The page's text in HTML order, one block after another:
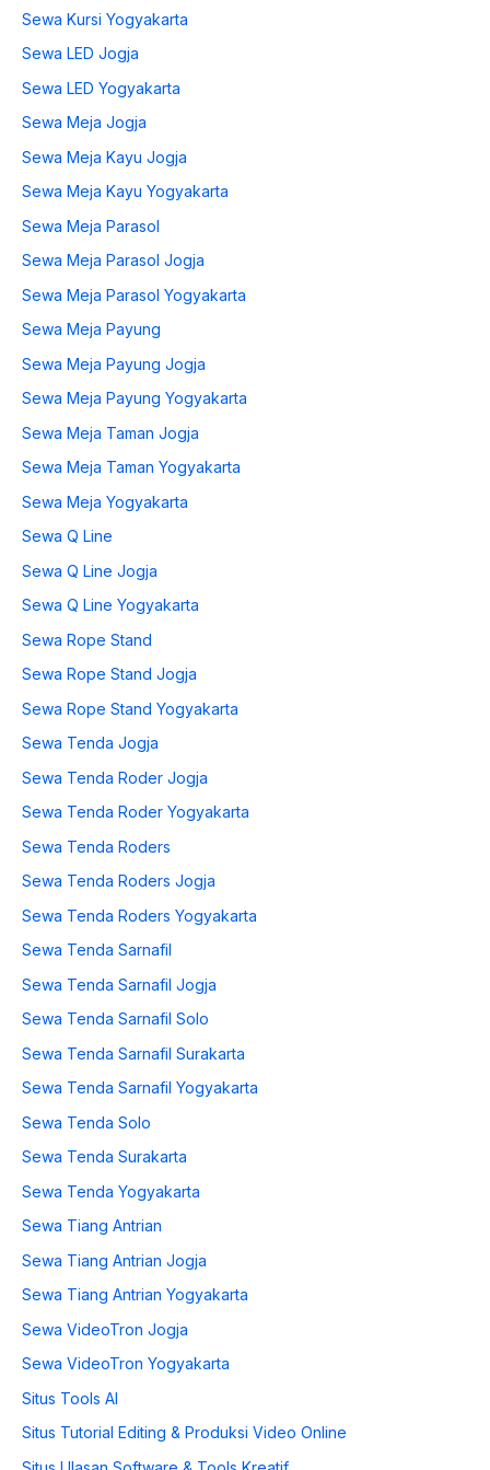
Sewa Kursi Yogyakarta
Sewa LED Jogja
Sewa LED Yogyakarta
Sewa Meja Jogja
Sewa Meja Kayu Jogja
Sewa Meja Kayu Yogyakarta
Sewa Meja Parasol
Sewa Meja Parasol Jogja
Sewa Meja Parasol Yogyakarta
Sewa Meja Payung
Sewa Meja Payung Jogja
Sewa Meja Payung Yogyakarta
Sewa Meja Taman Jogja
Sewa Meja Taman Yogyakarta
Sewa Meja Yogyakarta
Sewa Q Line
Sewa Q Line Jogja
Sewa Q Line Yogyakarta
Sewa Rope Stand
Sewa Rope Stand Jogja
Sewa Rope Stand Yogyakarta
Sewa Tenda Jogja
Sewa Tenda Roder Jogja
Sewa Tenda Roder Yogyakarta
Sewa Tenda Roders
Sewa Tenda Roders Jogja
Sewa Tenda Roders Yogyakarta
Sewa Tenda Sarnafil
Sewa Tenda Sarnafil Jogja
Sewa Tenda Sarnafil Solo
Sewa Tenda Sarnafil Surakarta
Sewa Tenda Sarnafil Yogyakarta
Sewa Tenda Solo
Sewa Tenda Surakarta
Sewa Tenda Yogyakarta
Sewa Tiang Antrian
Sewa Tiang Antrian Jogja
Sewa Tiang Antrian Yogyakarta
Sewa VideoTron Jogja
Sewa VideoTron Yogyakarta
Situs Tools AI
Situs Tutorial Editing & Produksi Video Online